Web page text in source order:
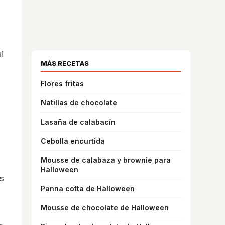
MÁS RECETAS
Flores fritas
Natillas de chocolate
Lasaña de calabacín
Cebolla encurtida
Mousse de calabaza y brownie para
Halloween
Panna cotta de Halloween
Mousse de chocolate de Halloween